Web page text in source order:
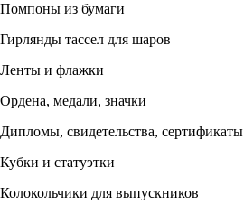
Помпоны из бумаги
Гирлянды тассел для шаров
Ленты и флажки
Ордена, медали, значки
Дипломы, свидетельства, сертификаты
Кубки и статуэтки
Колокольчики для выпускников